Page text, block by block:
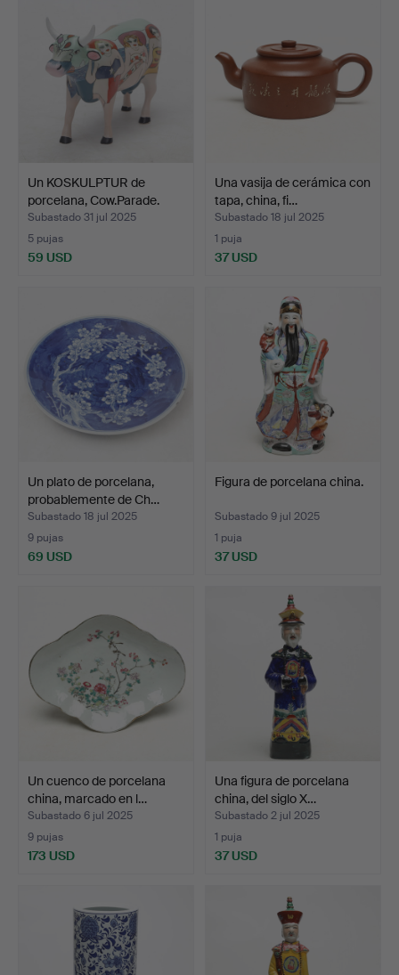
Un KOSKULPTUR de
porcelana, Cow.Parade.
en…
Subastado 31 jul 2025
5 pujas
59 USD
Una vasija de cerámica con
tapa, china, fi…
Subastado 18 jul 2025
1 puja
37 USD
Un plato de porcelana,
probablemente de Ch…
Subastado 18 jul 2025
9 pujas
69 USD
Figura de porcelana china.
Subastado 9 jul 2025
1 puja
37 USD
Un cuenco de porcelana
china, marcado en l…
Subastado 6 jul 2025
9 pujas
173 USD
Una figura de porcelana
china, del siglo X…
Subastado 2 jul 2025
1 puja
37 USD